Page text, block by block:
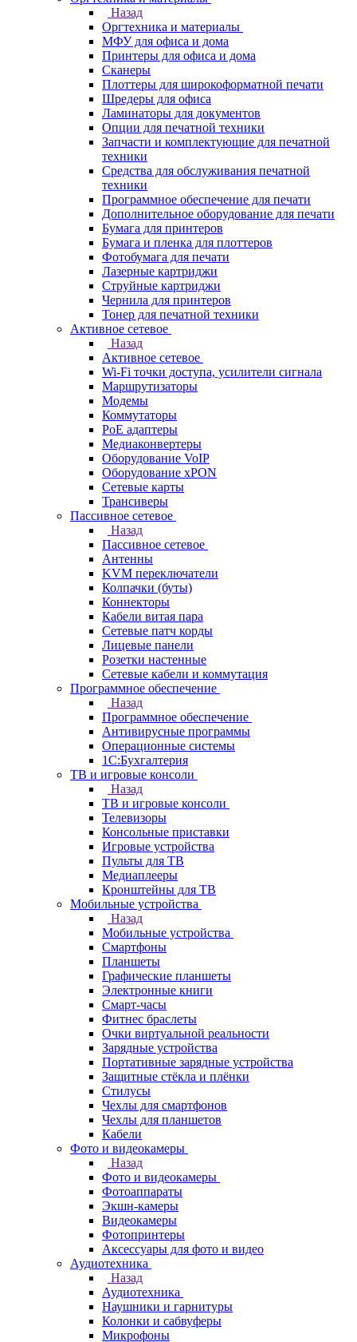
Назад
Оргтехника и материалы
МФУ для офиса и дома
Принтеры для офиса и дома
Сканеры
Плоттеры для широкоформатной печати
Шредеры для офиса
Ламинаторы для документов
Опции для печатной техники
Запчасти и комплектующие для печатной
техники
Средства для обслуживания печатной
техники
Программное обеспечение для печати
Дополнительное оборудование для печати
Бумага для принтеров
Бумага и пленка для плоттеров
Фотобумага для печати
Лазерные картриджи
Струйные картриджи
Чернила для принтеров
Тонер для печатной техники
Активное сетевое
Назад
Активное сетевое
Wi-Fi точки доступа, усилители сигнала
Маршрутизаторы
Модемы
Коммутаторы
PoE адаптеры
Медиаконвертеры
Оборудование VoIP
Оборудование xPON
Сетевые карты
Трансиверы
Пассивное сетевое
Назад
Пассивное сетевое
Антенны
KVM переключатели
Колпачки (буты)
Коннекторы
Кабели витая пара
Сетевые патч корды
Лицевые панели
Розетки настенные
Сетевые кабели и коммутация
Программное обеспечение
Назад
Программное обеспечение
Антивирусные программы
Операционные системы
1С:Бухгалтерия
ТВ и игровые консоли
Назад
ТВ и игровые консоли
Телевизоры
Консольные приставки
Игровые устройства
Пульты для ТВ
Медиаплееры
Кронштейны для ТВ
Мобильные устройства
Назад
Мобильные устройства
Смартфоны
Планшеты
Графические планшеты
Электронные книги
Смарт-часы
Фитнес браслеты
Очки виртуальной реальности
Зарядные устройства
Портативные зарядные устройства
Защитные стёкла и плёнки
Стилусы
Чехлы для смартфонов
Чехлы для планшетов
Кабели
Фото и видеокамеры
Назад
Фото и видеокамеры
Фотоаппараты
Экшн-камеры
Видеокамеры
Фотопринтеры
Аксессуары для фото и видео
Аудиотехника
Назад
Аудиотехника
Наушники и гарнитуры
Колонки и сабвуферы
Микрофоны